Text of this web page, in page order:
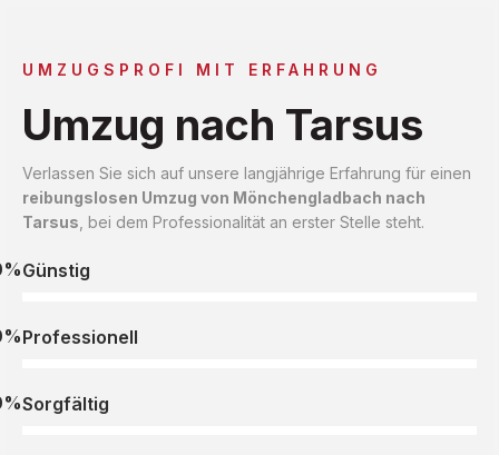
UMZUGSPROFI MIT ERFAHRUNG
Umzug nach Tarsus
Verlassen Sie sich auf unsere langjährige Erfahrung für einen
reibungslosen Umzug von Mönchengladbach nach
Tarsus , bei dem Professionalität an erster Stelle steht.
Günstig
Professionell
Sorgfältig